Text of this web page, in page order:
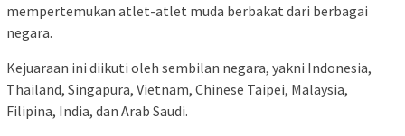
mempertemukan atlet-atlet muda berbakat dari berbagai
negara.
Kejuaraan ini diikuti oleh sembilan negara, yakni Indonesia,
Thailand, Singapura, Vietnam, Chinese Taipei, Malaysia,
Filipina, India, dan Arab Saudi.